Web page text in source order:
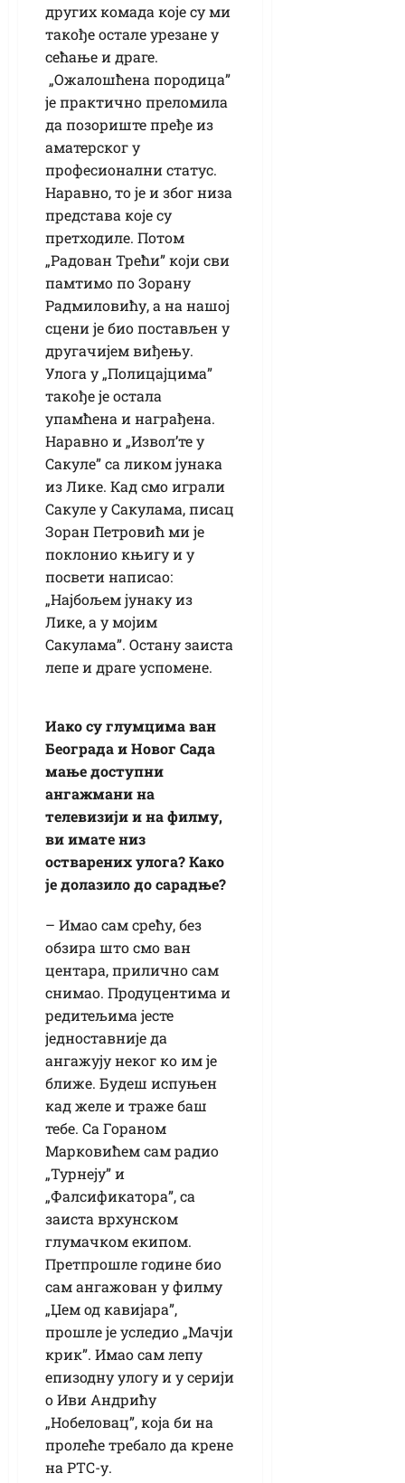
других комада које су ми
такође остале урезане у
сећање и драге.
„Ожалошћена породица”
је практично преломила
да позориште пређе из
аматерског у
професионални статус.
Наравно, то је и због низа
представа које су
претходиле. Потом
„Радован Трећи” који сви
памтимо по Зорану
Радмиловићу, а на нашој
сцени је био постављен у
другачијем виђењу.
Улога у „Полицајцима”
такође је остала
упамћена и награђена.
Наравно и „Извол’те у
Сакуле” са ликом јунака
из Лике. Кад смо играли
Сакуле у Сакулама, писац
Зоран Петровић ми је
поклонио књигу и у
посвети написао:
„Најбољем јунаку из
Лике, а у мојим
Сакулама”. Остану заиста
лепе и драге успомене.
Иако су глумцима ван
Београда и Новог Сада
мање доступни
ангажмани на
телевизији и на филму,
ви имате низ
остварених улога? Како
је долазило до сарадње?
– Имао сам срећу, без
обзира што смо ван
центара, прилично сам
снимао. Продуцентима и
редитељима јесте
једноставније да
ангажују неког ко им је
ближе. Будеш испуњен
кад желе и траже баш
тебе. Са Гораном
Марковићем сам радио
„Турнеју” и
„Фалсификатора”, са
заиста врхунском
глумачком екипом.
Претпрошле године био
сам ангажован у филму
„Џем од кавијара”,
прошле је уследио „Мачји
крик”. Имао сам лепу
епизодну улогу и у серији
о Иви Андрићу
„Нобеловац”, која би на
пролеће требало да крене
на РТС-у.